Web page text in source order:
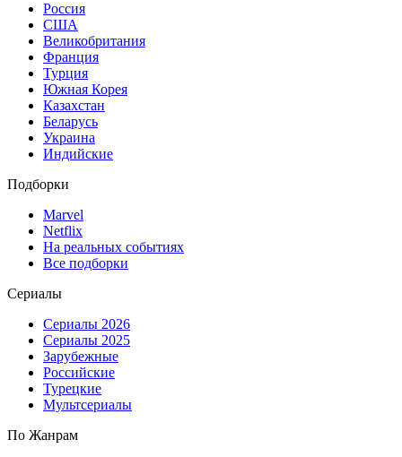
Россия
США
Великобритания
Франция
Турция
Южная Корея
Казахстан
Беларусь
Украина
Индийские
Подборки
Marvel
Netflix
На реальных событиях
Все подборки
Сериалы
Сериалы 2026
Сериалы 2025
Зарубежные
Российские
Турецкие
Мультсериалы
По Жанрам